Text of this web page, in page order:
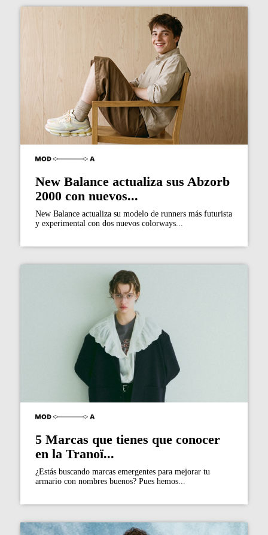
New Balance actualiza sus Abzorb
2000 con nuevos...
New Balance actualiza su modelo de runners más futurista
y experimental con dos nuevos colorways...
5 Marcas que tienes que conocer
en la Tranoï...
¿Estás buscando marcas emergentes para mejorar tu
armario con nombres buenos? Pues hemos...